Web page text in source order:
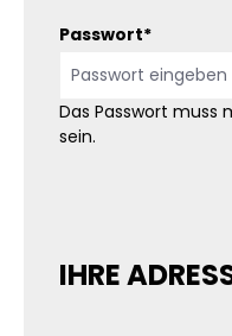
Passwort*
Das Passwort muss
sein.
IHRE